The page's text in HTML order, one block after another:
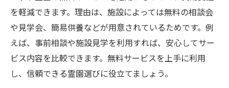
を軽減できます。理由は、施設によっては無料の相談会
や見学会、簡易供養などが用意されているためです。例
えば、事前相談や施設見学を利用すれば、安心してサー
ビス内容を比較できます。無料サービスを上手に利用
し、信頼できる霊園選びに役立てましょう。